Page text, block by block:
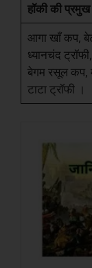
हॉकी की प्रमुख
आगा खाँ कप,
ध्यानचंद
बेगम रसूल कप,
टाटा ट्रॉफी ।